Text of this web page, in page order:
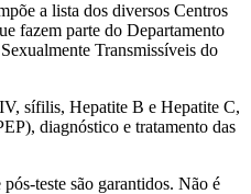
a lista dos diversos Centros
fazem parte do Departamento
Transmissíveis do
sífilis, Hepatite B e Hepatite C,
diagnóstico e tratamento das
teste são garantidos. Não é